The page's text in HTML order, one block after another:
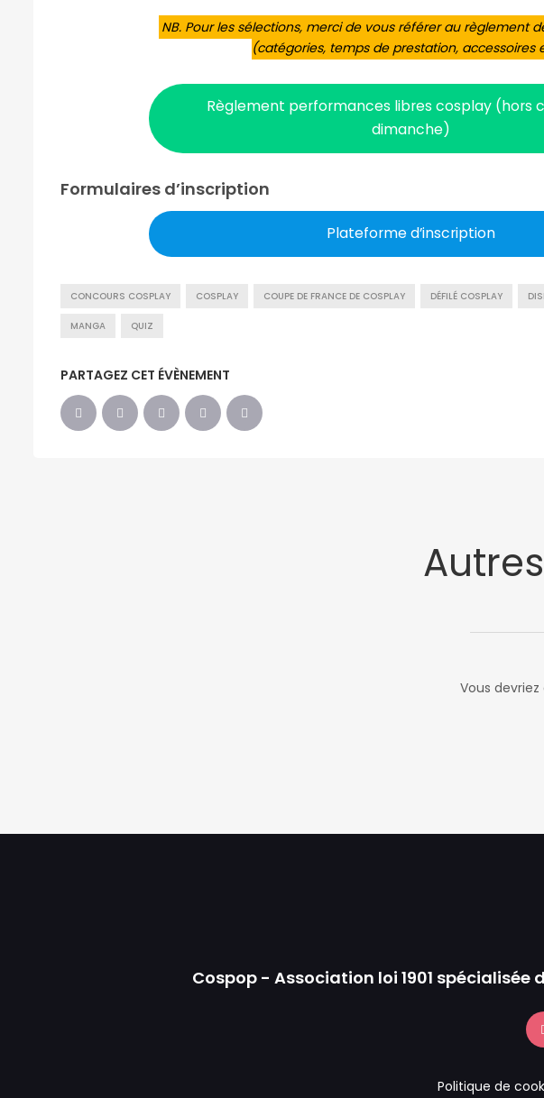
NB. Pour les sélections, merci de vous référer au règlement
(catégories, temps de prestation, accessoires
Règlement performances libres cosplay (hors
dimanche)
Formulaires d’inscription
Plateforme d’inscription
CONCOURS COSPLAY COSPLAY COUPE DE FRANCE DE COSPLAY DÉFILÉ COSPLAY
MANGA QUIZ
PARTAGEZ CET ÉVÈNEMENT
Autres
Vous
Cospop - Association loi 1901
Politique de